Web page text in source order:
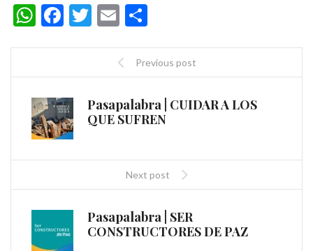
WhatsApp
Facebook
Twitter
Email
Previous post
Pasapalabra | CUIDAR A LOS
QUE SUFREN
Next post
Pasapalabra | SER
CONSTRUCTORES DE PAZ